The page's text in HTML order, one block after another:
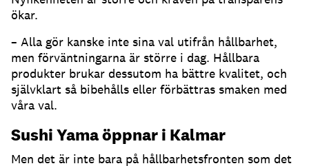
ökar.
– Alla gör kanske inte sina val utifrån hållbarhet,
men förväntningarna är större i dag. Hållbara
produkter brukar dessutom ha bättre kvalitet, och
självklart så bibehålls eller förbättras smaken med
våra val.
Sushi Yama öppnar i Kalmar
Men det är inte bara på hållbarhetsfronten som det